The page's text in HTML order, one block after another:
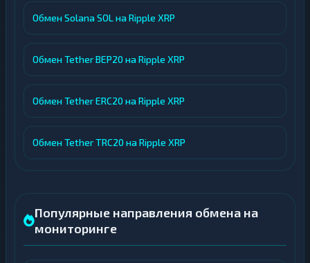
Обмен Solana SOL на Ripple XRP
Обмен Tether BEP20 на Ripple XRP
Обмен Tether ERC20 на Ripple XRP
Обмен Tether TRC20 на Ripple XRP
Популярные направления обмена на
мониторинге